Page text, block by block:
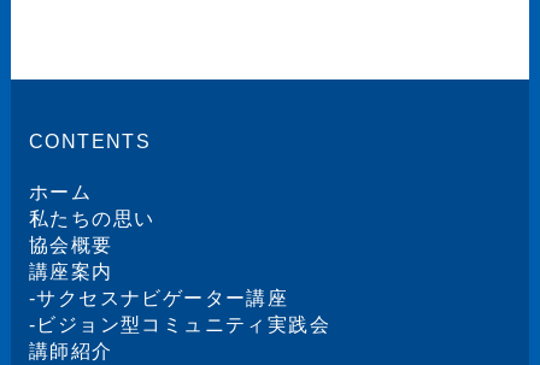
CONTENTS
ホーム
私たちの思い
協会概要
講座案内
-サクセスナビゲーター講座
- ビジョン型コミュニティ実践会
講師紹介